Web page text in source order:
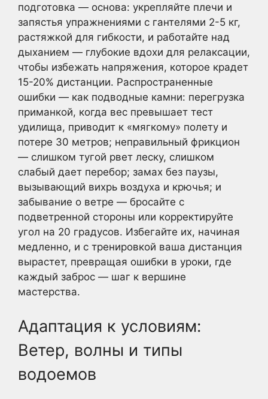
подготовка — основа: укрепляйте плечи и
запястья упражнениями с гантелями 2-5 кг,
растяжкой для гибкости, и работайте над
дыханием — глубокие вдохи для релаксации,
чтобы избежать напряжения, которое крадет
15-20% дистанции. Распространенные
ошибки — как подводные камни: перегрузка
приманкой, когда вес превышает тест
удилища, приводит к «мягкому» полету и
потере 30 метров; неправильный фрикцион
— слишком тугой рвет леску, слишком
слабый дает перебор; замах без паузы,
вызывающий вихрь воздуха и крючья; и
забывание о ветре — бросайте с
подветренной стороны или корректируйте
угол на 20 градусов. Избегайте их, начиная
медленно, и с тренировкой ваша дистанция
вырастет, превращая ошибки в уроки, где
каждый заброс — шаг к вершине
мастерства.
Адаптация к условиям:
Ветер, волны и типы
водоемов